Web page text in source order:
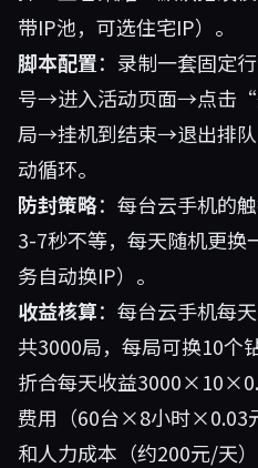
带IP池，可选住宅IP）。
脚本配置：录制一套固定
号→进入活动页面→点击
局→挂机到结束→退出排队
动循环。
防封策略：每台云手机的
3-7秒不等，每天随机更换
务自动换IP）。
收益核算：每台云手机每
共3000局，每局可换10个
折合每天收益
费用（60台×8小时×0.03
和人力成本（约200元/天